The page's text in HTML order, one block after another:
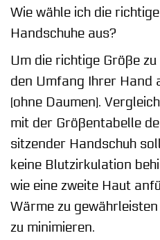
Wie wähle ich die
Handschuhe aus?
Um die richtige Größe
den Umfang Ihrer Hand
(ohne Daumen).
mit der Größentabelle
sitzender Handschuh
keine Blutzirkulation
wie eine zweite Haut
Wärme zu
zu minimieren.